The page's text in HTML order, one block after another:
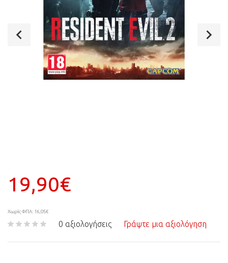
19,90€
Χωρίς ΦΠΑ: 16,05€
0 αξιολογήσεις Γράψτε μια αξιολόγηση